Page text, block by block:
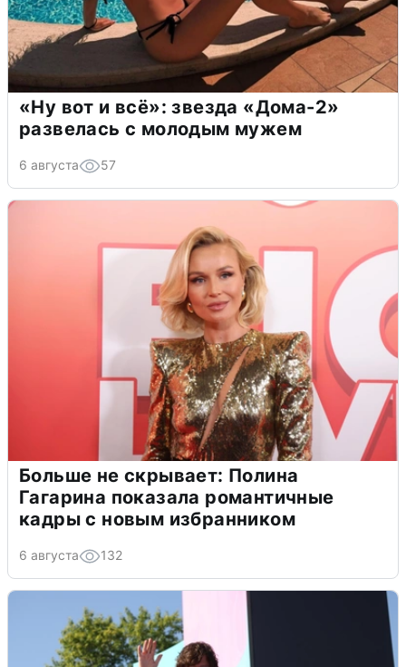
«Ну вот и всё»: звезда «Дома-2»
развелась с молодым мужем
6 августа 57
Больше не скрывает: Полина
Гагарина показала романтичные
кадры с новым избранником
6 августа 132